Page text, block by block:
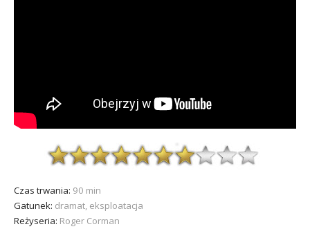
Czas trwania: 90 min
Gatunek: dramat, eksploatacja
Reżyseria: Roger Corman